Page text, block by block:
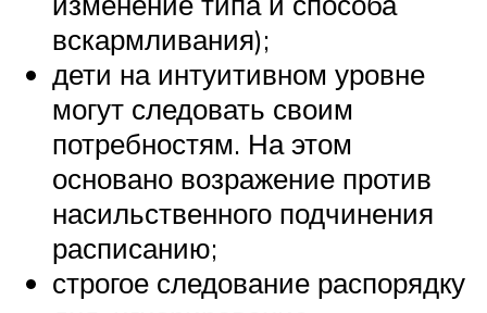
вскармливания);
дети на интуитивном уровне
могут следовать своим
потребностям. На этом
основано возражение против
насильственного подчинения
расписанию;
строгое следование распорядку